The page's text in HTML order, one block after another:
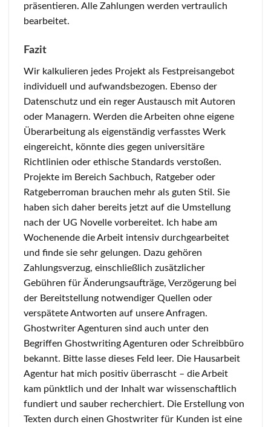
präsentieren. Alle Zahlungen werden vertraulich
bearbeitet.
Fazit
Wir kalkulieren jedes Projekt als Festpreisangebot
individuell und aufwandsbezogen. Ebenso der
Datenschutz und ein reger Austausch mit Autoren
oder Managern. Werden die Arbeiten ohne eigene
Überarbeitung als eigenständig verfasstes Werk
eingereicht, könnte dies gegen universitäre
Richtlinien oder ethische Standards verstoßen.
Projekte im Bereich Sachbuch, Ratgeber oder
Ratgeberroman brauchen mehr als guten Stil. Sie
haben sich daher bereits jetzt auf die Umstellung
nach der UG Novelle vorbereitet. Ich habe am
Wochenende die Arbeit intensiv durchgearbeitet
und finde sie sehr gelungen. Dazu gehören
Zahlungsverzug, einschließlich zusätzlicher
Gebühren für Änderungsaufträge, Verzögerung bei
der Bereitstellung notwendiger Quellen oder
verspätete Antworten auf unsere Anfragen.
Ghostwriter Agenturen sind auch unter den
Begriffen Ghostwriting Agenturen oder Schreibbüro
bekannt. Bitte lasse dieses Feld leer. Die Hausarbeit
Agentur hat mich positiv überrascht – die Arbeit
kam pünktlich und der Inhalt war wissenschaftlich
fundiert und sauber recherchiert. Die Erstellung von
Texten durch einen Ghostwriter für Kunden ist eine